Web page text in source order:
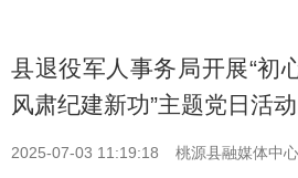
县退役军人事务局开展“初
风肃纪建新功”主题党日活动
2025-07-03 11:19:18 桃源县融媒体中心